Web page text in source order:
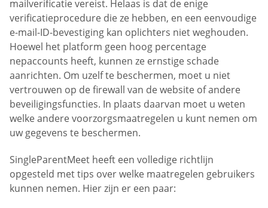
mailverificatie vereist. Helaas is dat de enige
verificatieprocedure die ze hebben, en een eenvoudige
e-mail-ID-bevestiging kan oplichters niet weghouden.
Hoewel het platform geen hoog percentage
nepaccounts heeft, kunnen ze ernstige schade
aanrichten. Om uzelf te beschermen, moet u niet
vertrouwen op de firewall van de website of andere
beveiligingsfuncties. In plaats daarvan moet u weten
welke andere voorzorgsmaatregelen u kunt nemen om
uw gegevens te beschermen.
SingleParentMeet heeft een volledige richtlijn
opgesteld met tips over welke maatregelen gebruikers
kunnen nemen. Hier zijn er een paar: